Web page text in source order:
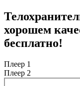
хорошем
бесплатно!
Плеер 1
Плеер 2